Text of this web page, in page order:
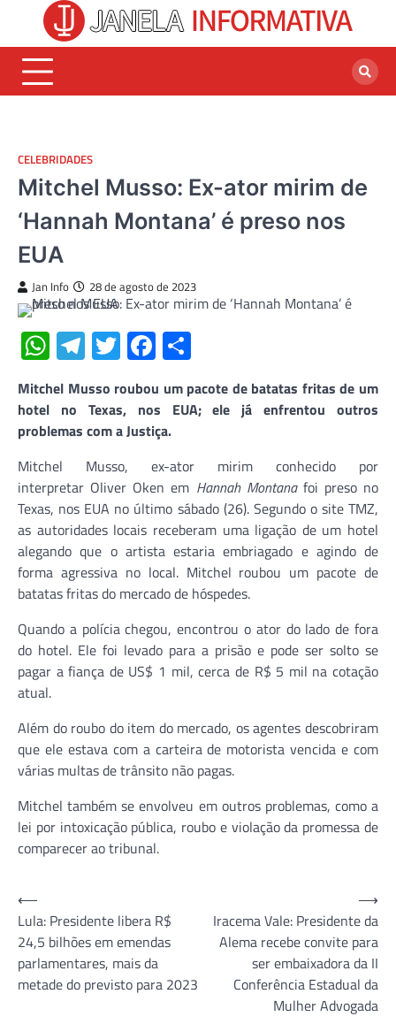
content
CELEBRIDADES
Mitchel Musso: Ex-ator mirim de
‘Hannah Montana’ é preso nos
EUA
Jan Info 28 de agosto de 2023
WhatsApp
Telegram
TwitterFacebook
Mitchel Musso roubou um pacote de batatas fritas de um
hotel no Texas, nos EUA; ele já enfrentou outros
problemas com a Justiça.
Mitchel Musso, ex-ator mirim conhecido por
interpretar Oliver Oken em Hannah Montana foi preso no
Texas, nos EUA no último sábado (26). Segundo o site TMZ,
as autoridades locais receberam uma ligação de um hotel
alegando que o artista estaria embriagado e agindo de
forma agressiva no local. Mitchel roubou um pacote de
batatas fritas do mercado de hóspedes.
Quando a polícia chegou, encontrou o ator do lado de fora
do hotel. Ele foi levado para a prisão e pode ser solto se
pagar a fiança de US$ 1 mil, cerca de R$ 5 mil na cotação
atual.
Além do roubo do item do mercado, os agentes descobriram
que ele estava com a carteira de motorista vencida e com
várias multas de trânsito não pagas.
Mitchel também se envolveu em outros problemas, como a
lei por intoxicação pública, roubo e violação da promessa de
comparecer ao tribunal.
Navegação
de
Post
⟵
Lula: Presidente libera R$
24,5 bilhões em emendas
parlamentares, mais da
metade do previsto para 2023
Iracema Vale: Presidente da
Alema recebe convite para
ser embaixadora da II
Conferência Estadual da
Mulher Advogada
⟶